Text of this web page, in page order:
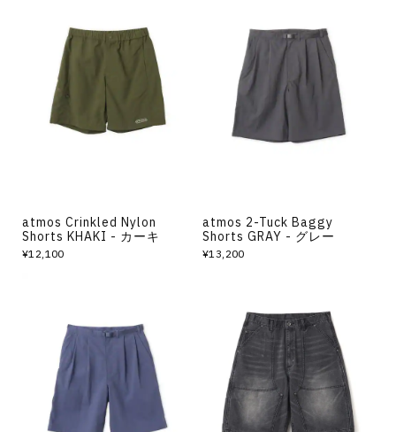
atmos Crinkled Nylon
Shorts KHAKI - カーキ
¥12,100
atmos 2-Tuck Baggy
Shorts GRAY - グレー
¥13,200